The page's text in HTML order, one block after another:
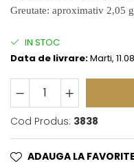
Greutate: aproximativ 2,05 g
IN STOC
Data de livrare:Marti,
Cod Produs: 3838
ADAUGA LA FAVORITE